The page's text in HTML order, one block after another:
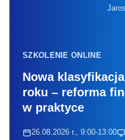
SZKOLENIE ONLINE
Nowa
roku – reforma
w praktyce
26.08.2026 r., 9:00-13:00